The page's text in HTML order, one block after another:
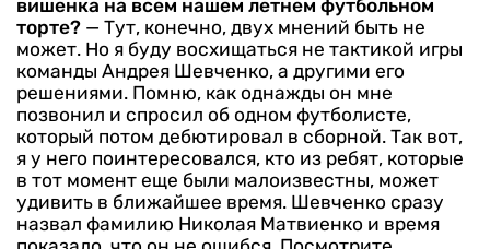
вишенка на всем нашем летнем футбольном
торте? — Тут, конечно, двух мнений быть не
может. Но я буду восхищаться не тактикой игры
команды Андрея Шевченко, а другими его
решениями. Помню, как однажды он мне
позвонил и спросил об одном футболисте,
который потом дебютировал в сборной. Так вот,
я у него поинтересовался, кто из ребят, которые
в тот момент еще были малоизвестны, может
удивить в ближайшее время. Шевченко сразу
назвал фамилию Николая Матвиенко и время